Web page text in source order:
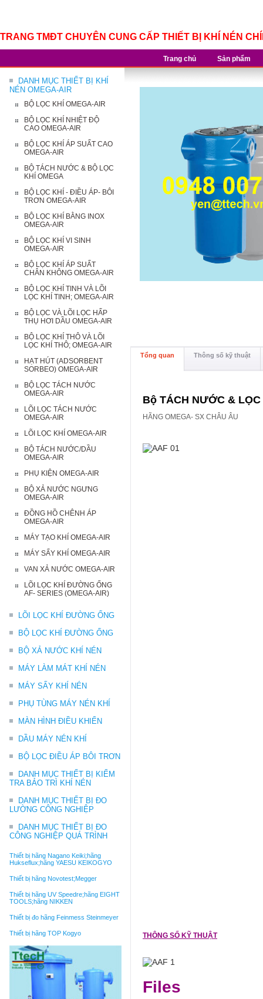
TRANG TMĐT CHUYÊN CUNG CẤP THIẾT BỊ KHÍ NÉN
Trang chủ Sản phẩm
DANH MỤC THIẾT BỊ KHÍ
NÉN OMEGA-AIR
BỘ LỌC KHÍ OMEGA-AIR
BỘ LỌC KHÍ NHIỆT ĐỘ
CAO OMEGA-AIR
BỘ LỌC KHÍ ÁP SUẤT CAO
OMEGA-AIR
BỘ TÁCH NƯỚC & BỘ LỌC
KHÍ OMEGA
BỘ LỌC KHÍ - ĐIỀU ÁP- BÔI
TRƠN OMEGA-AIR
BỘ LỌC KHÍ BẰNG INOX
OMEGA-AIR
BỘ LỌC KHÍ VI SINH
OMEGA-AIR
BỘ LỌC KHÍ ÁP SUẤT
CHÂN KHÔNG OMEGA-AIR
BỘ LỌC KHÍ TINH VÀ LÕI
LỌC KHÍ TINH; OMEGA-AIR
BỘ LỌC VÀ LÕI LỌC HẤP
THỤ HƠI DẦU OMEGA-AIR
BỘ LỌC KHÍ THÔ VÀ LÕI
LỌC KHÍ THÔ; OMEGA-AIR
HẠT HÚT (ADSORBENT
SORBEO) OMEGA-AIR
BỘ LỌC TÁCH NƯỚC
OMEGA-AIR
LÕI LỌC TÁCH NƯỚC
OMEGA-AIR
LÕI LỌC KHÍ OMEGA-AIR
BỘ TÁCH NƯỚC/DẦU
OMEGA-AIR
PHỤ KIỆN OMEGA-AIR
BỘ XẢ NƯỚC NGƯNG
OMEGA-AIR
ĐỒNG HỒ CHÊNH ÁP
OMEGA-AIR
MÁY TẠO KHÍ OMEGA-AIR
MÁY SẤY KHÍ OMEGA-AIR
VAN XẢ NƯỚC OMEGA-AIR
LÕI LỌC KHÍ ĐƯỜNG ỐNG
AF- SERIES (OMEGA-AIR)
LÕI LỌC KHÍ ĐƯỜNG ỐNG
BỘ LỌC KHÍ ĐƯỜNG ỐNG
BỘ XẢ NƯỚC KHÍ NÉN
MÁY LÀM MÁT KHÍ NÉN
MÁY SẤY KHÍ NÉN
PHỤ TÙNG MÁY NÉN KHÍ
MÀN HÌNH ĐIỀU KHIỂN
DẦU MÁY NÉN KHÍ
BỘ LỌC ĐIỀU ÁP BÔI TRƠN
DANH MỤC THIẾT BỊ KIỂM
TRA BẢO TRÌ KHÍ NÉN
DANH MỤC THIẾT BỊ ĐO
LƯỜNG CÔNG NGHIỆP
DANH MỤC THIẾT BỊ ĐO
CÔNG NGHIỆP QUÁ TRÌNH
Thiết bị hãng Nagano Keiki;hãng
Hukseflux;hãng YAESU KEIKOGYO
Thiết bị hãng Novotest;Megger
Thiết bị hãng UV Speedre;hãng EIGHT
TOOLS;hãng NIKKEN
Thiết bị đo hãng Feinmess Steinmeyer
Thiết bị hãng TOP Kogyo
Tổng quan Thông số kỹ thuật
Bộ TÁCH NƯỚC &
HÃNG OMEGA- SX CHÂU ÂU
THÔNG SỐ KỸ THUẬT
Files